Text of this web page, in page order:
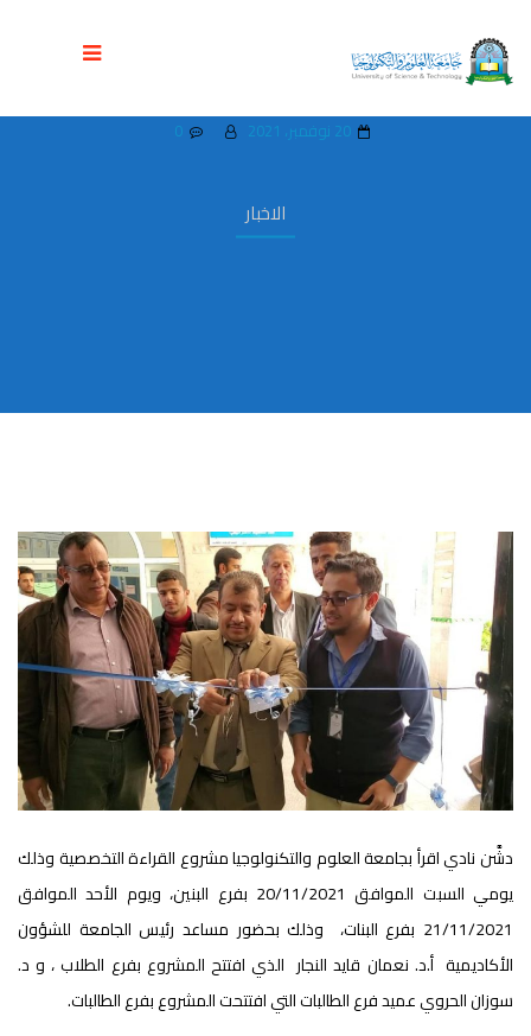
الاخبار
نادي إقرأ بجامعة العلوم والتكنولوجيا يدشن
مشروع القراءة التخصصية لطلبة الجامعة
0
دشَّن نادي اقرأ بجامعة العلوم والتكنولوجيا مشروع القراءة التخصصية وذلك
يومي السبت الموافق 20/11/2021 بفرع البنين، ويوم الأحد الموافق
21/11/2021 بفرع البنات، وذلك بحضور مساعد رئيس الجامعة للشؤون
الأكاديمية أ.د. نعمان قايد النجار الذي افتتح المشروع بفرع الطلاب ، و د.
سوزان الحروي عميد فرع الطالبات التي افتتحت المشروع بفرع الطالبات.